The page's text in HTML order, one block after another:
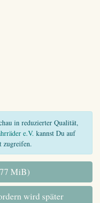
in reduzierter Qualität,
e.V. kannst Du auf
zugreifen.
MiB)
wird später